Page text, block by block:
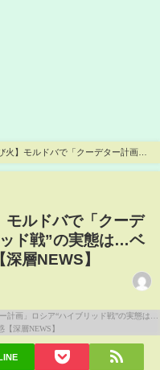
火】モルドバで「クーデター計画」
国接近の思惑【深層NEWS】
モルドバで「クーデ
ド戦”の実態は…ベ
層NEWS】